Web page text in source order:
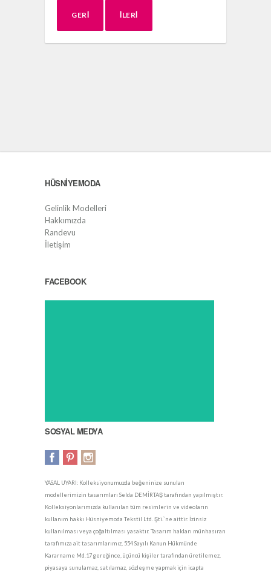
HÜSNIYEMODA
Gelinlik Modelleri
Hakkımızda
Randevu
İletişim
FACEBOOK
SOSYAL MEDYA
YASAL UYARI: Kolleksiyonumuzda beğeninize sunulan
modellerimizin tasarımları Selda DEMİRTAŞ tarafından yapılmıştır.
Kolleksiyonlarımızda kullanılan tüm resimlerin ve videoların
kullanım hakkı Hüsniyemoda Tekstil Ltd. Şti.`ne aittir. İzinsiz
kullanılması veya çoğaltılması yasaktır. Tasarım hakları münhasıran
tarafımıza ait tasarımlarımız, 554 Sayılı Kanun Hükmünde
Kararname Md.17 gereğince, üçüncü kişiler tarafından üretilemez,
piyasaya sunulamaz, satılamaz, sözleşme yapmak için icapta